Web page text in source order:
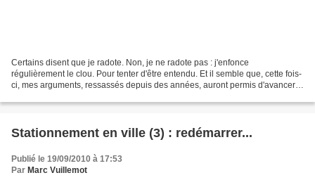
Certains disent que je radote. Non, je ne radote pas : j'enfonce
régulièrement le clou. Pour tenter d'être entendu. Et il semble que, cette fois-
ci, mes arguments, ressassés depuis des années, auront permis d'avancer.
Stationnement en ville (3) : redémarrer...
Publié le 19/09/2010 à 17:53
Par Marc Vuillemot